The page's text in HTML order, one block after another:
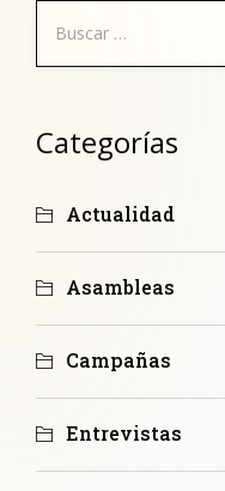
Categorías
Actualidad
Asambleas
Campañas
Entrevistas